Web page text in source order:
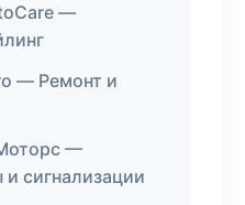
—
— Ремонт и
—
сигнализации